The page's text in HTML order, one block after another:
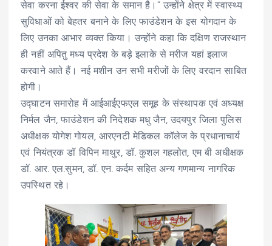
सेवा करना ईश्वर की सेवा के समान है।” उन्होंने क्षेत्र में स्वास्थ्य
सुविधाओं को बेहतर बनाने के लिए फाउंडेशन के इस योगदान के
लिए उनका आभार व्यक्त किया। उन्होंने कहा कि दक्षिण राजस्थान
ही नहीं अपितु मध्य प्रदेश के बड़े इलाके से मरीज यहां इलाज
करवाने आते हैं। नई मशीन उन सभी मरीजों के लिए वरदान साबित
होगी।
उद्घाटन समारोह में आईआईएफएल समूह के संस्थापक एवं अध्यक्ष
निर्मल जैन, फाउंडेशन की निदेशक मधु जैन, उदयपुर जिला पुलिस
अधीक्षक योगेश गोयल, आरएनटी मेडिकल कॉलेज के प्रधानाचार्य
एवं नियंत्रक डॉ विपिन माथुर, डॉ. कुशल गहलोत, एम बी अधीक्षक
डॉ. आर. एल.सुमन, डॉ. एन. कर्दम सहित अन्य गणमान्य नागरिक
उपस्थित रहे।